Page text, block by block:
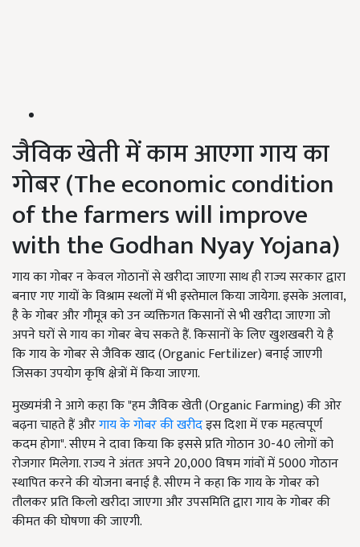
जैविक खेती में काम आएगा गाय का
गोबर (The economic condition
of the farmers will improve
with the Godhan Nyay Yojana)
गाय का गोबर न केवल गोठानों से खरीदा जाएगा साथ ही राज्य सरकार द्वारा
बनाए गए गायों के विश्राम स्थलों में भी इस्तेमाल किया जायेगा. इसके अलावा,
है के गोबर और गौमूत्र को उन व्यक्तिगत किसानों से भी खरीदा जाएगा जो
अपने घरों से गाय का गोबर बेच सकते हैं. किसानों के लिए खुशखबरी ये है
कि गाय के गोबर से जैविक खाद (Organic Fertilizer) बनाई जाएगी
जिसका उपयोग कृषि क्षेत्रों में किया जाएगा.
मुख्यमंत्री ने आगे कहा कि "हम जैविक खेती (Organic Farming) की ओर
बढ़ना चाहते हैं औरगाय के गोबर की खरीदइस दिशा में एक महत्वपूर्ण
कदम होगा". सीएम ने दावा किया कि इससे प्रति गोठान 30-40 लोगों को
रोजगार मिलेगा. राज्य ने अंततः अपने 20,000 विषम गांवों में 5000 गोठान
स्थापित करने की योजना बनाई है. सीएम ने कहा कि गाय के गोबर को
तौलकर प्रति किलो खरीदा जाएगा और उपसमिति द्वारा गाय के गोबर की
कीमत की घोषणा की जाएगी.